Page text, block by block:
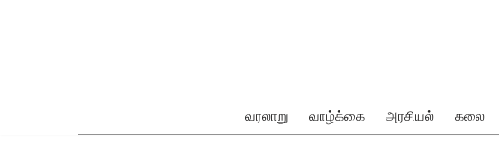
வரலாறு
வாழ்க்கை அரசியல் கலை